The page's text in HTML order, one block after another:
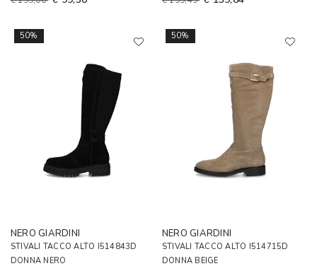
50%
NERO GIARDINI
STIVALI TACCO ALTO I514843D
DONNA NERO
50%
NERO GIARDINI
STIVALI TACCO ALTO I514715D
DONNA BEIGE